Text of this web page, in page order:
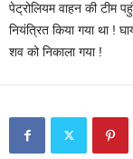
पेट्रोलियम वाहन की टीम
नियंत्रित किया गया था !
शव को निकाला गया !